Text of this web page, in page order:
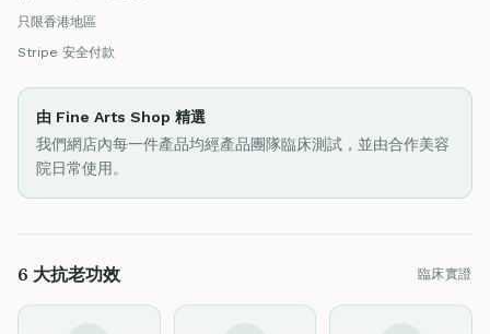
只限香港地區
Stripe 安全付款
由 Fine Arts Shop 精選
我們網店內每一件產品均經產品團隊臨床測試，並由合作美容
院日常使用。
6 大抗老功效 臨床實證